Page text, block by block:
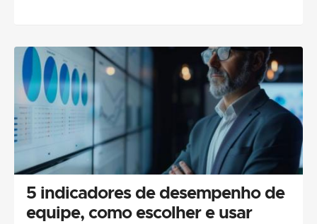
5 indicadores de desempenho de
equipe, como escolher e usar